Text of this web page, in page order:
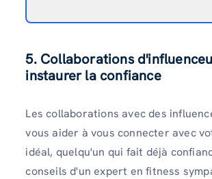
5. Collaborations
instaurer la confiance
Les collaborations avec des
vous aider à vous connecter avec
idéal, quelqu'un qui fait déjà
conseils d'un expert en fitness